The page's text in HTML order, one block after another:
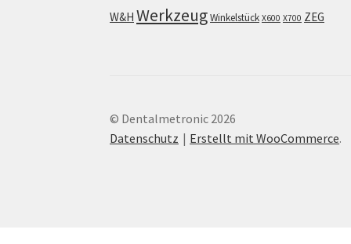
W&H WerkzeugWinkelstück X600 X700 ZEG
© Dentalmetronic 2026
Datenschutz
Erstellt mit WooCommerce.